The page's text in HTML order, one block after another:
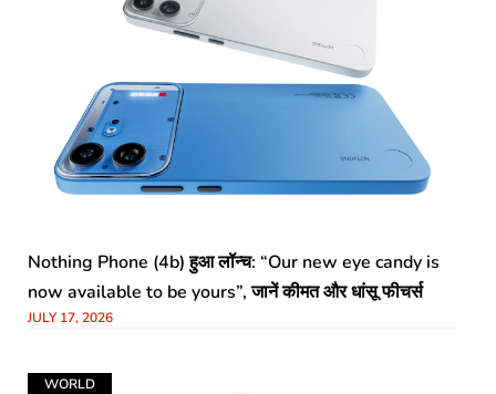
Nothing Phone (4b) हुआ लॉन्च: “Our new eye candy is
now available to be yours”, जानें कीमत और धांसू फीचर्स
JULY 17, 2026
WORLD